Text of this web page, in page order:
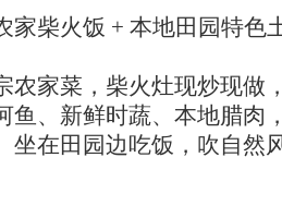
家柴火饭 + 本地田园特色
农家菜，柴火灶现炒现做
鱼、新鲜时蔬、本地腊肉
坐在田园边吃饭，吹自然